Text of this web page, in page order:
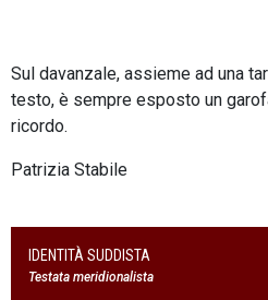
IDENTITÀ SUDDISTA
Testata meridionalista
Sul davanzale, assieme ad una
testo, è sempre esposto un
ricordo.
Patrizia Stabile